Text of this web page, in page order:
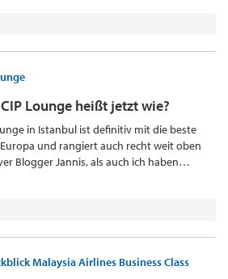
Lounge heißt jetzt wie?
in Istanbul ist definitiv mit die beste
und rangiert auch recht weit oben
Blogger Jannis, als auch ich haben…